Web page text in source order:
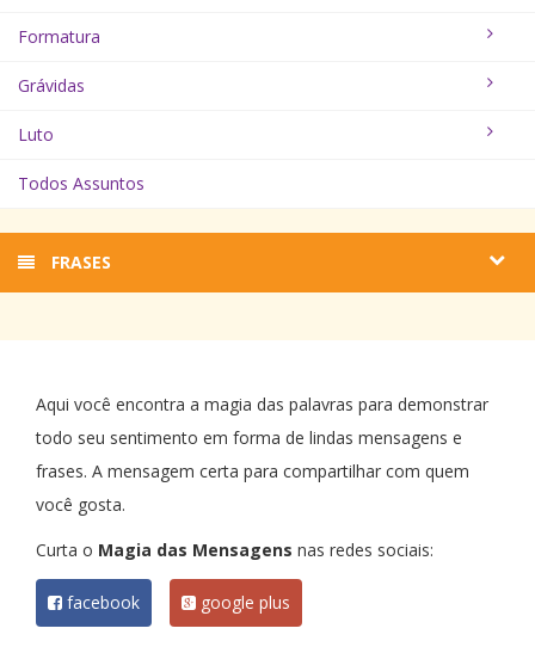
Formatura
Grávidas
Luto
Todos Assuntos
FRASES
Aqui você encontra a magia das palavras para demonstrar
todo seu sentimento em forma de lindas mensagens e
frases. A mensagem certa para compartilhar com quem
você gosta.
Curta o Magia das Mensagens nas redes sociais:
facebook google plus